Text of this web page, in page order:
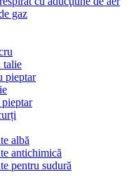
gaz
talie
pieptar
pieptar
albă
antichimică
pentru sudură